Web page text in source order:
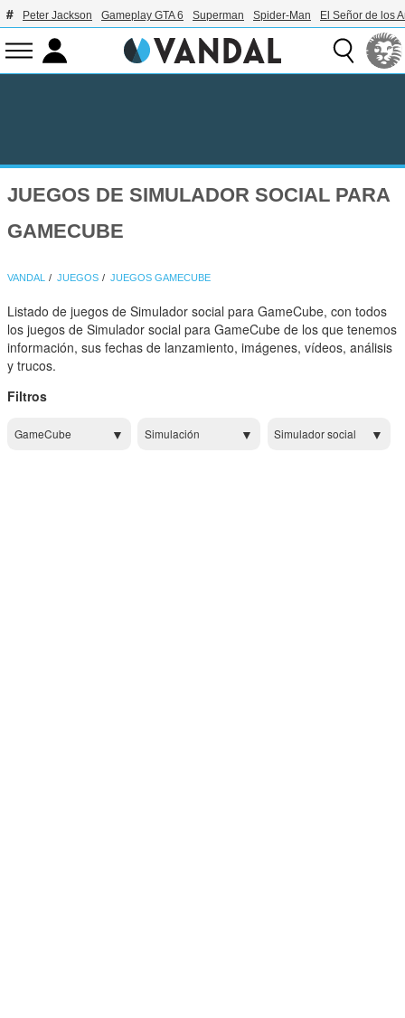
Peter Jackson Gameplay GTA 6 Superman Spider-Man El Señor de los
JUEGOS DE SIMULADOR SOCIAL PARA
GAMECUBE
VANDAL JUEGOS JUEGOS GAMECUBE
Listado de juegos de Simulador social para GameCube, con todos
los juegos de Simulador social para GameCube de los que tenemos
información, sus fechas de lanzamiento, imágenes, vídeos, análisis
y trucos.
Filtros
GameCube Simulación Simulador social